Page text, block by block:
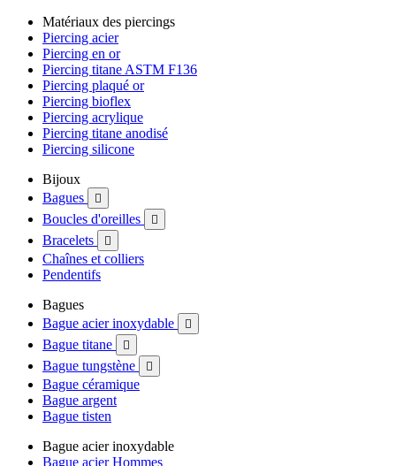
Matériaux des piercings
Piercing acier
Piercing en or
Piercing titane ASTM F136
Piercing plaqué or
Piercing bioflex
Piercing acrylique
Piercing titane anodisé
Piercing silicone
Bijoux
Bagues

Boucles d'oreilles 
Bracelets 
Chaînes et colliers
Pendentifs
Bagues
Bague acier inoxydable

Bague titane 
Bague tungstène 
Bague céramique
Bague argent
Bague tisten
Bague acier inoxydable
Bague acier Hommes